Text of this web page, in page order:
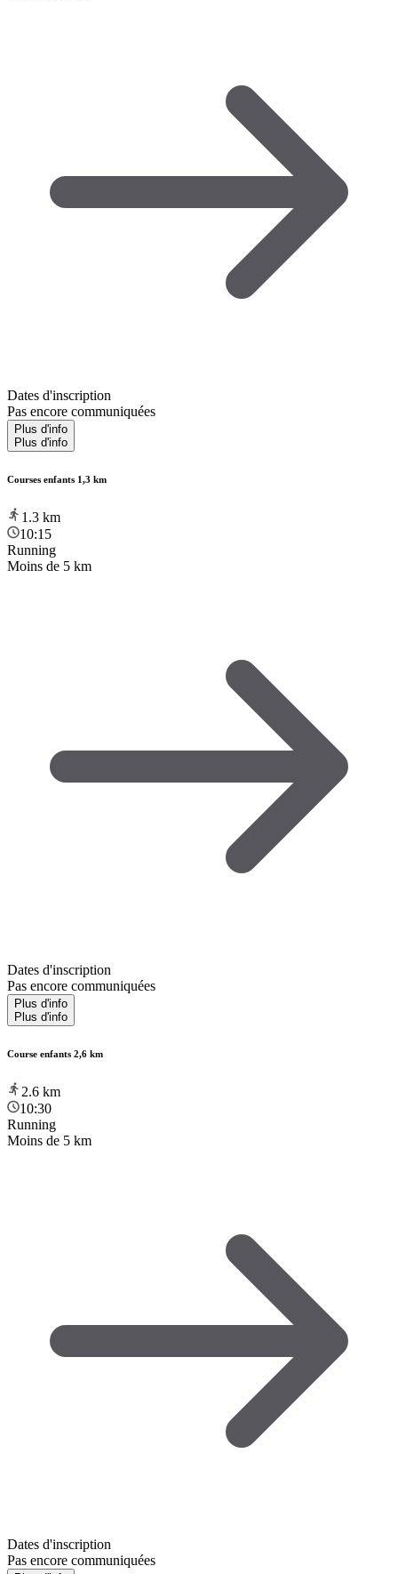
Dates d'inscription
Pas encore communiquées
Plus d'info
Plus d'info
Courses enfants 1,3 km
1.3 km
10:15
Running
Moins de 5 km
Dates d'inscription
Pas encore communiquées
Plus d'info
Plus d'info
Course enfants 2,6 km
2.6 km
10:30
Running
Moins de 5 km
Dates d'inscription
Pas encore communiquées